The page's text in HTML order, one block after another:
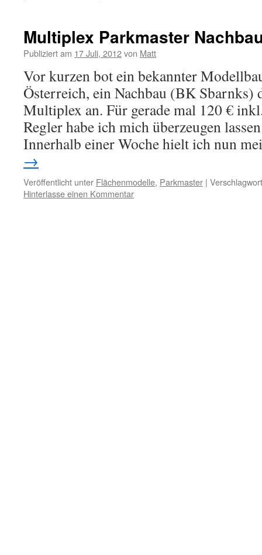
Multiplex Parkmaster
Publiziert am 17 Juli, 2012von Matt
Vor kurzen bot ein bekannter
Österreich, ein Nachbau (BK Sbarnks)
Multiplex an. Für gerade mal 120 €
Regler habe ich mich überzeugen
Innerhalb einer Woche hielt ich nun
→
Veröffentlicht unter Flächenmodelle, Parkmaster |
Hinterlasse einen Kommentar